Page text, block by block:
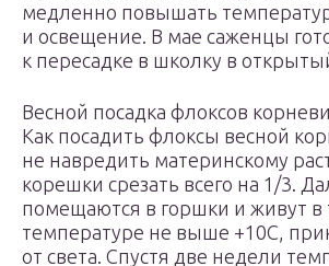
медленно повышать
и освещение. В мае саженцы
к пересадке в школку в
Весной посадка флоксов
Как посадить флоксы весной
не навредить материнскому
корешки срезать всего на 1/3.
помещаются в горшки и живут в
температуре не выше +10С,
от света. Спустя две недели